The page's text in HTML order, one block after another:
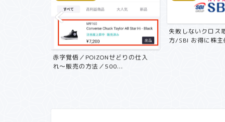
赤字覚悟／POIZONせどりの仕入
れ〜販売の方法／500...
失敗しないクロス
方/SBI お得に株